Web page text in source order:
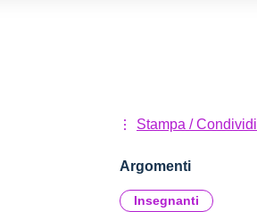
Stampa / Condividi
Argomenti
Insegnanti